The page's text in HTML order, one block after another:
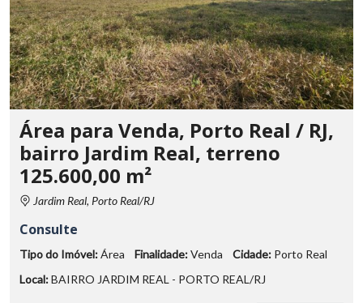
Área para Venda, Porto Real / RJ,
bairro Jardim Real, terreno
125.600,00 m²
Jardim Real, Porto Real/RJ
Consulte
Tipo do Imóvel:Área Finalidade:Venda Cidade: Porto Real
Local:BAIRRO JARDIM REAL - PORTO REAL/RJ